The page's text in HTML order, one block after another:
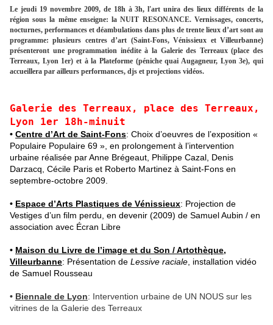
Le jeudi 19 novembre 2009, de 18h à 3h, l'art unira des lieux différents de la
région sous la même enseigne: la NUIT RESONANCE. Vernissages, concerts,
nocturnes, performances et déambulations dans plus de trente lieux d’art sont au
programme: plusieurs centres d’art (Saint-Fons, Vénissieux et Villeurbanne)
présenteront une programmation inédite à la Galerie des Terreaux (place des
Terreaux, Lyon 1er) et à la Plateforme (péniche quai Augagneur, Lyon 3e), qui
accueillera par ailleurs performances, djs et projections vidéos.
Galerie des Terreaux, place des Terreaux,
Lyon 1er 18h-minuit
• Centre d’Art de Saint-Fons: Choix d’oeuvres de l’exposition «
Populaire Populaire 69 », en prolongement à l’intervention
urbaine réalisée par Anne Brégeaut, Philippe Cazal, Denis
Darzacq, Cécile Paris et Roberto Martinez à Saint-Fons en
septembre-octobre 2009.
• Espace d’Arts Plastiques de Vénissieux: Projection de
Vestiges d’un film perdu, en devenir (2009) de Samuel Aubin / en
association avec Écran Libre
• Maison du Livre de l’image et du Son / Artothèque,
Villeurbanne: Présentation de Lessive raciale , installation vidéo
de Samuel Rousseau
• Biennale de Lyon: Intervention urbaine de UN NOUS sur les
vitrines de la Galerie des Terreaux